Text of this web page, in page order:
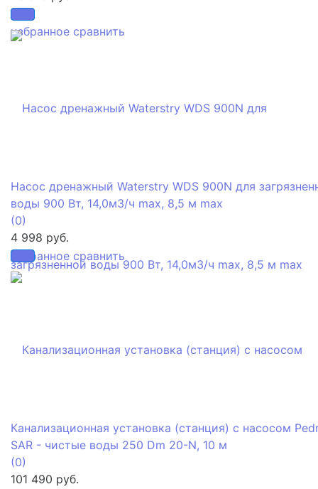
избранное сравнить
избранное сравнить
Насос дренажный Waterstry WDS 900N для
воды 900 Вт, 14,0м3/ч max, 8,5 м max
(0)
4 998 руб.
Канализационная установка (станция) с насосом
SAR - чистые воды 250 Dm 20-N, 10 м
(0)
101 490 руб.